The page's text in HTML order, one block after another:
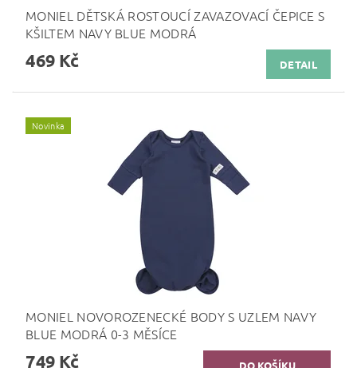
MONIEL DĚTSKÁ ROSTOUCÍ ZAVAZOVACÍ ČEPICE S
KŠILTEM NAVY BLUE MODRÁ
469 Kč DETAIL
Novinka
MONIEL NOVOROZENECKÉ BODY S UZLEM NAVY
BLUE MODRÁ 0-3 MĚSÍCE
749 Kč